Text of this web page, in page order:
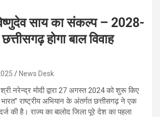
साय का संकल्प – 2028-
होगा बाल विवाह
News Desk
नरेन्द्र मोदी द्वारा 27 अगस्त 2024 को शुरू किए
भारत” राष्ट्रीय अभियान के अंतर्गत छत्तीसगढ़ ने एक
की है। राज्य का बालोद जिला पूरे देश का पहला